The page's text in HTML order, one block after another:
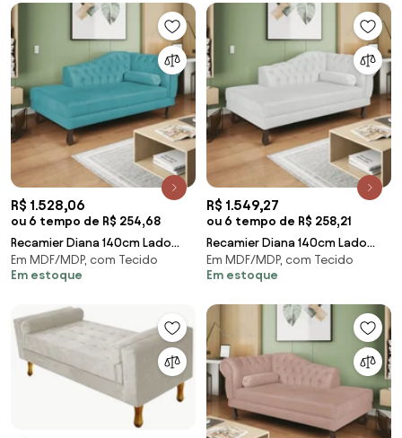
R$ 1.528,06
ou 6 tempo de R$ 254,68
Recamier Diana 140cm Lado
Esquerdo Suede Azul Turquesa
- ADJ Decor
Em MDF/MDP, com Tecido
Em estoque
R$ 1.549,27
ou 6 tempo de R$ 258,21
Recamier Diana 140cm Lado
Esquerdo Corano Branco - ADJ
Decor
Em MDF/MDP, com Tecido
Em estoque